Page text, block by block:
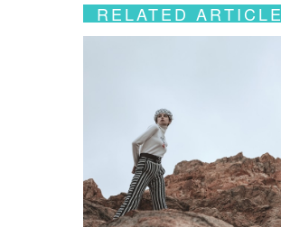
RELATED ARTICLE